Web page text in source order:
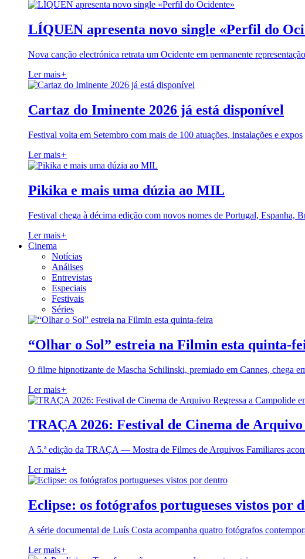
LÍQUEN apresenta novo single «Perfil do
Nova canção electrónica retrata um Ocidente em permanente
Ler mais+
Cartaz do Iminente 2026 já está disponível
Festival volta em Setembro com mais de 100 atuações, instalações e expos
Ler mais+
Pikika e mais uma dúzia ao MIL
Festival chega à décima edição com novos nomes de Portugal, Espanha,
Ler mais+
Cinema
Notícias
Análises
Entrevistas
Especiais
Festivais
Séries
“Olhar o Sol” estreia na Filmin esta quinta-
O filme hipnotizante de Mascha Schilinski, premiado em Cannes, chega
Ler mais+
TRAÇA 2026: Festival de Cinema de
A 5.ª edição da TRAÇA — Mostra de Filmes de Arquivos Familiares
Ler mais+
Eclipse: os fotógrafos portugueses vistos por
A série documental de Luís Costa acompanha quatro fotógrafos
Ler mais+